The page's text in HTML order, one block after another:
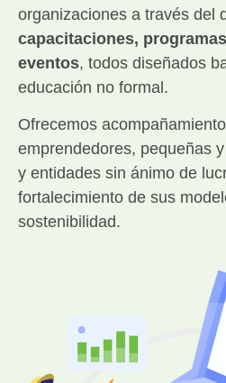
organizaciones a través del
capacitaciones,
eventos, todos diseñados
educación no formal.
Ofrecemos
emprendedores, pequeñas
y entidades sin ánimo de
fortalecimiento de sus
sostenibilidad.